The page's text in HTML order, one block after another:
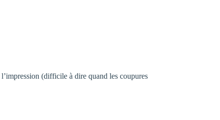
(difficile à dire quand les coupures